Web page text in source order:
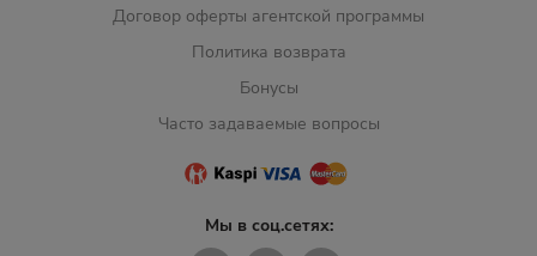
Договор оферты агентской программы
Политика возврата
Бонусы
Часто задаваемые вопросы
Мы в соц.сетях: